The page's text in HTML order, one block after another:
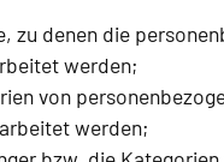
zu denen die
werden;
von
werden;